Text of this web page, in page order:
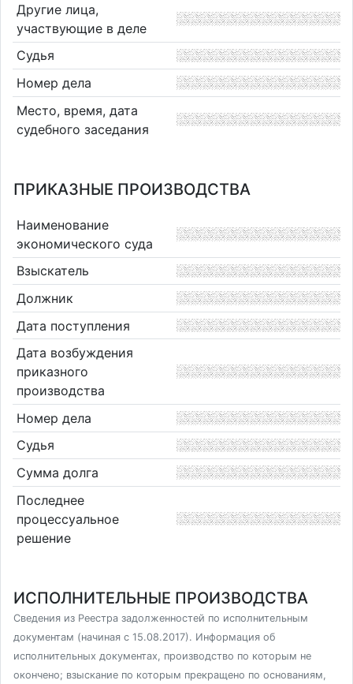
Другие лица,
участвующие в деле
Судья
Номер дела
Место, время, дата
судебного заседания
ПРИКАЗНЫЕ ПРОИЗВОДСТВА
Наименование
экономического суда
Взыскатель
Должник
Дата поступления
Дата возбуждения
приказного
производства
Номер дела
Судья
Сумма долга
Последнее
процессуальное
решение
ИСПОЛНИТЕЛЬНЫЕ ПРОИЗВОДСТВА
Сведения из Реестра задолженностей по исполнительным
документам (начиная с 15.08.2017). Информация об
исполнительных документах, производство по которым не
окончено; взыскание по которым прекращено по основаниям,